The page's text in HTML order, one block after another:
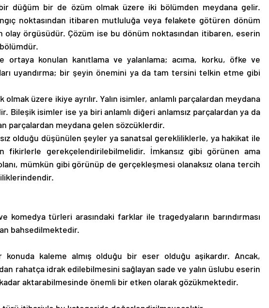
düğüm bir de özüm olmak üzere iki bölümden meydana gelir.
noktasından itibaren mutluluğa veya felakete götüren dönüm
olay örgüsüdür. Çözüm ise bu dönüm noktasından itibaren, eserin
ortaya konulan kanıtlama ve yalanlama; acıma, korku, öfke ve
uyandırma; bir şeyin önemini ya da tam tersini telkin etme gibi
olmak üzere ikiye ayrılır. Yalın isimler, anlamlı parçalardan meydana
Bileşik isimler ise ya biri anlamlı diğeri anlamsız parçalardan ya da
parçalardan meydana gelen sözcüklerdir.
olduğu düşünülen şeyler ya sanatsal gerekliliklerle, ya hakikat ile
fikirlerle gerekçelendirilebilmelidir. İmkansız gibi görünen ama
mümkün gibi görünüp de gerçekleşmesi olanaksız olana tercih
komedya türleri arasındaki farklar ile tragedyaların barındırması
bahsedilmektedir.
konuda kaleme almış olduğu bir eser olduğu aşikardır. Ancak,
rahatça idrak edilebilmesini sağlayan sade ve yalın üslubu eserin
aktarabilmesinde önemli bir etken olarak gözükmektedir.